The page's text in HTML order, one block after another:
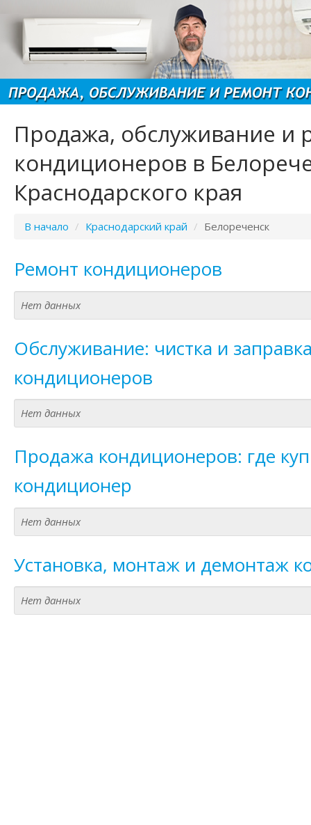
Продажа, обслуживание и
кондиционеров в
Краснодарского края
В начало / Краснодарский край / Белореченск
Ремонт кондиционеров
Нет данных
Обслуживание: чистка и
кондиционеров
Нет данных
Продажа кондиционеров: где
кондиционер
Нет данных
Установка, монтаж и демонтаж
Нет данных